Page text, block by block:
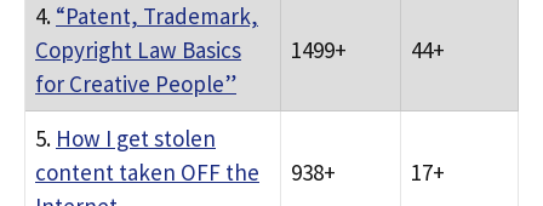
4. “Patent, Trademark,
Copyright Law Basics
for Creative People”
1499+ 44+
5. How I get stolen
content taken OFF the
938+ 17+